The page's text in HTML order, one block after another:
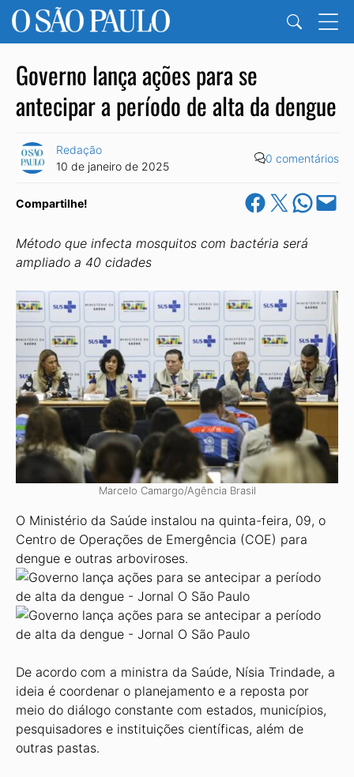
Governo lança ações para se
antecipar a período de alta da dengue
Redação
10 de janeiro de 2025
0 comentários
Compartilhe! Share on Facebook
Share on X Share on
Email this
Método que infecta mosquitos com bactéria será
ampliado a 40 cidades
Marcelo Camargo/Agência Brasil
O Ministério da Saúde instalou na quinta-feira, 09, o
Centro de Operações de Emergência (COE) para
dengue e outras arboviroses.
De acordo com a ministra da Saúde, Nísia Trindade, a
ideia é coordenar o planejamento e a reposta por
meio do diálogo constante com estados, municípios,
pesquisadores e instituições científicas, além de
outras pastas.